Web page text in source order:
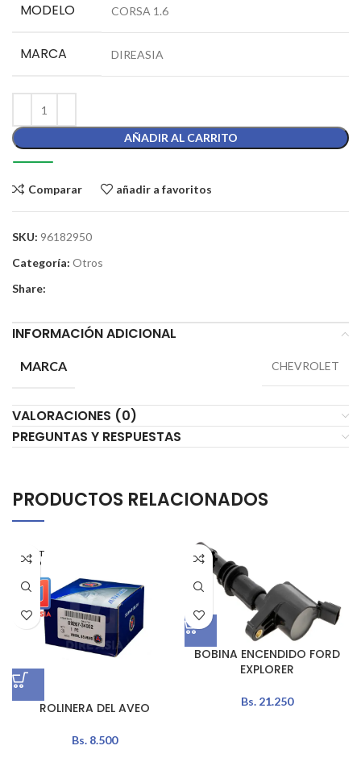
MODELO CORSA 1.6
MARCA DIREASIA
AÑADIR AL CARRITO
Comparar añadir a favoritos
SKU: 96182950
Categoría: Otros
Share:
INFORMACIÓN ADICIONAL
MARCA CHEVROLET
VALORACIONES (0)
PREGUNTAS Y RESPUESTAS
PRODUCTOS RELACIONADOS
AGOT
ADO
ROLINERA DEL AVEO
Bs.8.500
BOBINA ENCENDIDO FORD
EXPLORER
Bs.21.250